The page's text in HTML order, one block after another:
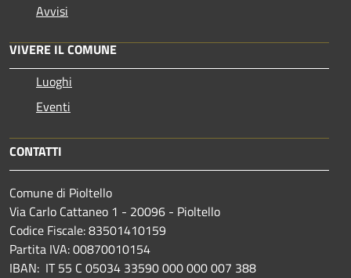
Avvisi
VIVERE IL COMUNE
Luoghi
Eventi
CONTATTI
Comune di Pioltello
Via Carlo Cattaneo 1 - 20096 - Pioltello
Codice Fiscale: 83501410159
Partita IVA: 00870010154
IBAN: IT 55 C 05034 33590 000 000 007 388